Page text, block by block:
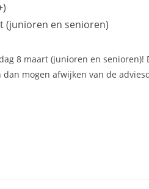
(junioren en senioren)
8 maart (junioren en senioren)!
mogen afwijken van de